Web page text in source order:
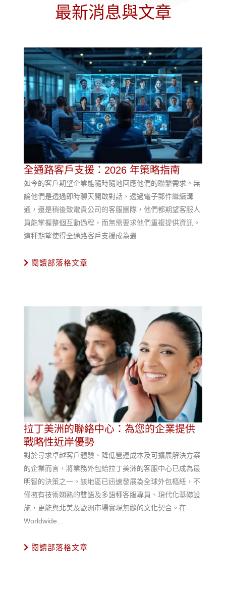
最新消息與文章
全通路客戶支援：2026 年策略指南
如今的客戶期望企業能隨時隨地回應他們的聯繫需求。無
論他們是透過即時聊天開啟對話、透過電子郵件繼續溝
通，還是稍後致電貴公司的客服團隊，他們都期望客服人
員能掌握整個互動過程，而無需要求他們重複提供資訊。
這種期望使得全通路客戶支援成為最……
閱讀部落格文章
拉丁美洲的聯絡中心：為您的企業提供
戰略性近岸優勢
對於尋求卓越客戶體驗、降低營運成本及可擴展解決方案
的企業而言，將業務外包給拉丁美洲的客服中心已成為最
明智的決策之一。該地區已迅速發展為全球外包樞紐，不
僅擁有技術嫻熟的雙語及多語種客服專員、現代化基礎設
施，更能與北美及歐洲市場實現無縫的文化契合。在
Worldwide...
閱讀部落格文章